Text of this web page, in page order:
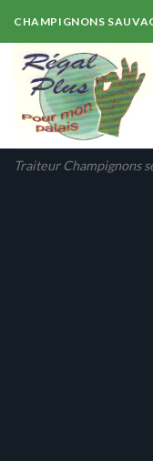
content
CHAMPIGNONS
Traiteur Champignons